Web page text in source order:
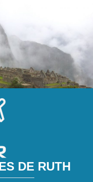
DE RUTH